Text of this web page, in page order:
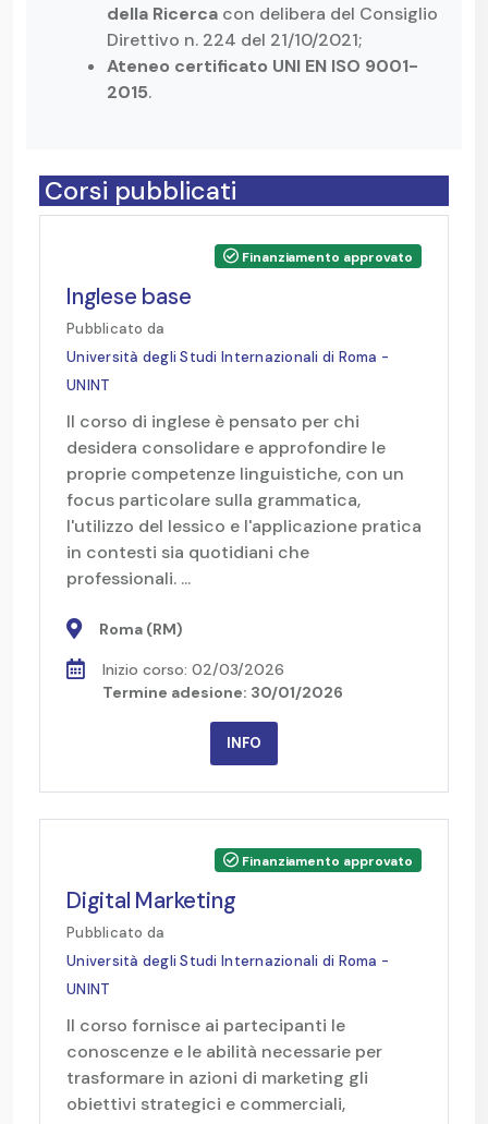
della Ricerca con delibera del Consiglio
Direttivo n. 224 del 21/10/2021;
Ateneo certificato UNI EN ISO 9001-
2015.
Corsi pubblicati
Inglese base
Pubblicato da
Università degli Studi Internazionali di Roma -
UNINT
Finanziamento approvato
Il corso di inglese è pensato per chi
desidera consolidare e approfondire le
proprie competenze linguistiche, con un
focus particolare sulla grammatica,
l'utilizzo del lessico e l'applicazione pratica
in contesti sia quotidiani che
professionali. ...
Roma (RM)
Inizio corso: 02/03/2026
Termine adesione: 30/01/2026
INFO
Digital Marketing
Pubblicato da
Università degli Studi Internazionali di Roma -
UNINT
Finanziamento approvato
Il corso fornisce ai partecipanti le
conoscenze e le abilità necessarie per
trasformare in azioni di marketing gli
obiettivi strategici e commerciali,